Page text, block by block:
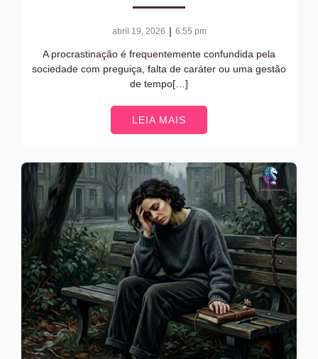
abril 19, 2026 | 6:55 pm
A procrastinação é frequentemente confundida pela
sociedade com preguiça, falta de caráter ou uma gestão
de tempo[…]
LEIA MAIS